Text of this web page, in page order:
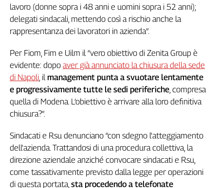
Collettiva
Play
Rubriche
Collettiva
Talk
La
settimana
Collettiva
Girasoli
Il
Economica
Tech
It
Easy
lavoro (donne sopra i 48 anni e uomini sopra i 52 anni);
delegati sindacali, mettendo così a rischio anche la
rappresentanza dei lavoratori in azienda”.
Per Fiom, Fim e Uilm il “vero obiettivo di Zenita Group è
evidente: dopo aver già annunciato la chiusura della sede
di Napoli, il management punta a svuotare lentamente
e progressivamente tutte le sedi periferiche, compresa
quella di Modena. L’obiettivo è arrivare alla loro definitiva
chiusura?”.
Sindacati e Rsu denunciano “con sdegno l'atteggiamento
dell'azienda. Trattandosi di una procedura collettiva, la
direzione aziendale anziché convocare sindacati e Rsu,
come tassativamente previsto dalla legge per operazioni
di questa portata, sta procedendo a telefonate